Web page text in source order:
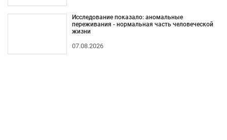
Исследование показало: аномальные
переживания - нормальная часть человеческой
жизни
07.08.2026